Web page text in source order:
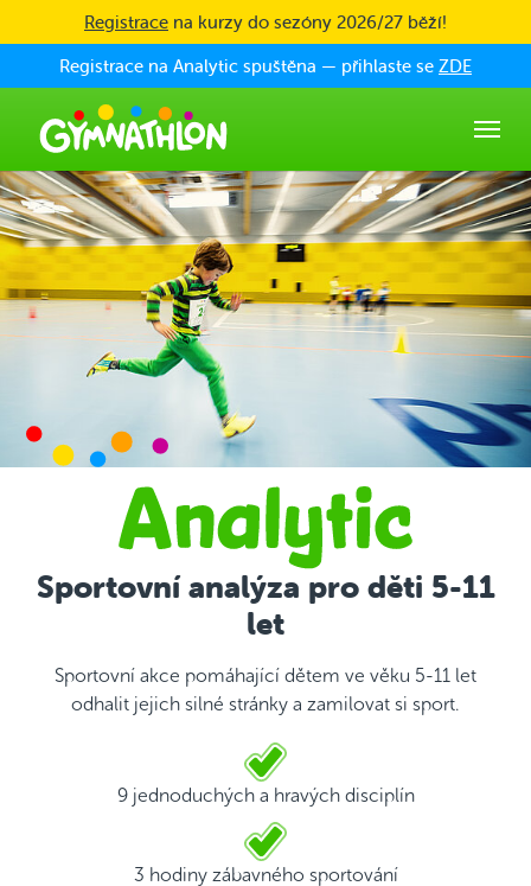
Skip to main content
Registrace na kurzy do sezóny 2026/27 běží!
Registrace na Analytic spuštěna — přihlaste se ZDE
Sportovní analýza pro děti 5-11
let
Sportovní akce pomáhající dětem ve věku 5-11 let
odhalit jejich silné stránky a zamilovat si sport.
9 jednoduchých a hravých disciplín
3 hodiny zábavného sportování